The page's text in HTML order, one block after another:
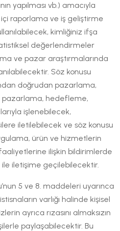
yapılması vb.) amacıyla
raporlama ve iş geliştirme
kimliğiniz ifşa
değerlendirmeler
ve pazar araştırmalarında
Söz konusu
doğrudan pazarlama,
hedefleme,
işlenebilecek,
iletilebilecek ve söz konusu
ürün ve hizmetlerin
ilişkin bildirimlerde
iletişime geçilebilecektir.
5 ve 8. maddeleri uyarınca
varlığı halinde kişisel
ayrıca rızasını almaksızın
paylaşabilecektir. Bu